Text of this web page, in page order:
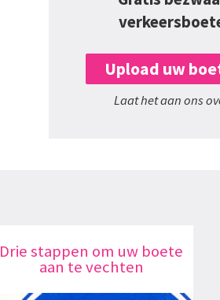
Upload uw
Laat het aan ons
Drie stappen om uw boete
aan te vechten